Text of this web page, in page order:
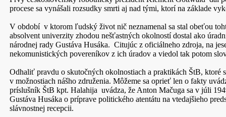
procese sa vynášali rozsudky smrti aj nad tými, ktorí na základe
V období v ktorom ľudský život nič neznamenal sa stal obeťou
absolvent univerzity zhodou nešťastných okolností dostal ako
národnej rady Gustáva Husáka. Citujúc z oficiálneho zdroja, na
nekomunistických povereníkov z ich úradov a viedol tak potom
Odhaliť pravdu o skutočných okolnostiach a praktikách ŠtB, ktoré
v možnostiach nášho združenia. Môžeme sa oprieť len o fakty
príslušník ŠtB kpt. Halahija uvádza, že Anton Mačuga sa v júli
Gustáva Husáka o príprave politického atentátu na vtedajšieho
slávnostnej recepcii.